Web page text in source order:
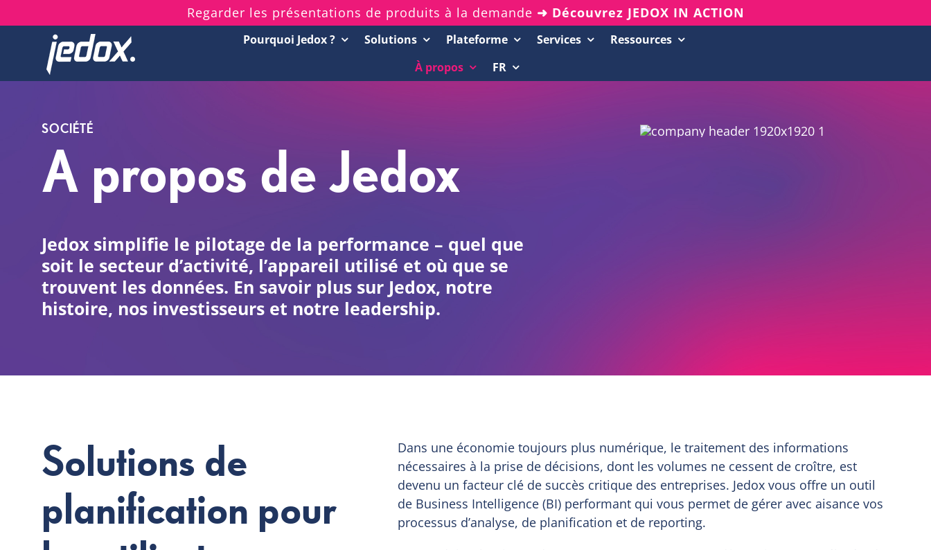
to
Regarder les présentations de produits à la demande ➜ Découvrez JEDOX IN ACTION
Pourquoi Jedox ? Solutions Plateforme Services Ressources
Ressources
Livres blancs et eBooks
Succès clients
Blog
À propos FR
SOCIÉTÉ
A propos de Jedox
Jedox simplifie le pilotage de la performance – quel que
soit le secteur d’activité, l’appareil utilisé et où que se
trouvent les données. En savoir plus sur Jedox, notre
histoire, nos investisseurs et notre leadership.
Solutions de
planification pour
Dans une économie toujours plus numérique, le traitement des informations
nécessaires à la prise de décisions, dont les volumes ne cessent de croître, est
devenu un facteur clé de succès critique des entreprises. Jedox vous offre un outil
de Business Intelligence (BI) performant qui vous permet de gérer avec aisance vos
processus d’analyse, de planification et de reporting.